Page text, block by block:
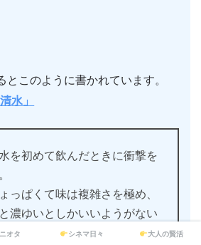
とこのように書かれています。
水」
を初めて飲んだときに衝撃を
っぱくて味は複雑さを極め、
濃ゆいとしかいいようがない
オタ シネマ日々 大人の賢活